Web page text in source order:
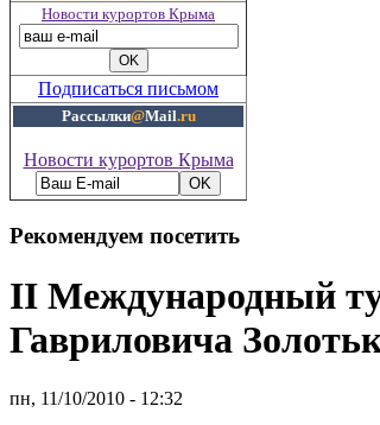
Новости курортов Крыма
Подписаться письмом
Рассылки@Mail.ru
Новости курортов Крыма
Рекомендуем посетить
II Международный
Гавриловича
пн, 11/10/2010 - 12:32